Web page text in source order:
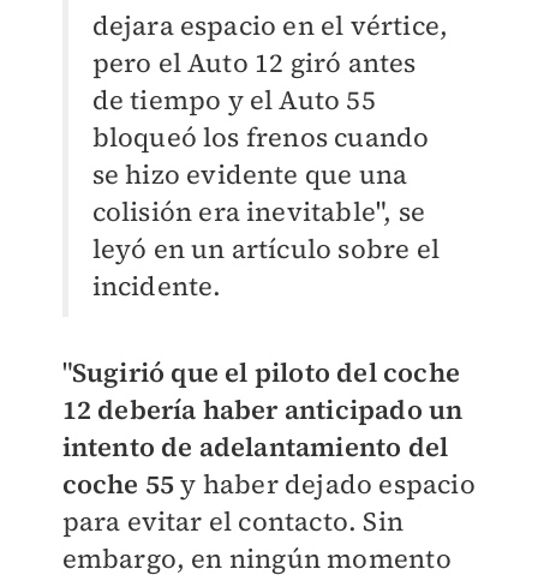
dejara espacio en el vértice,
pero el Auto 12 giró antes
de tiempo y el Auto 55
bloqueó los frenos cuando
se hizo evidente que una
colisión era inevitable", se
leyó en un artículo sobre el
incidente.
"Sugirió que el piloto del coche
12 debería haber anticipado un
intento de adelantamiento del
coche 55y haber dejado espacio
para evitar el contacto. Sin
embargo, en ningún momento